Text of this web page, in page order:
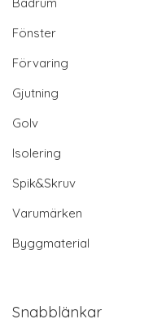
Fönster
Förvaring
Gjutning
Golv
Isolering
Spik&Skruv
Varumärken
Byggmaterial
Snabblänkar